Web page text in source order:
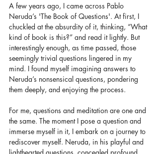
A few years ago, I came across Pablo
Neruda’s 'The Book of Questions'. At first, I
chuckled at the absurdity of it, thinking, “What
kind of book is this?” and read it lightly. But
interestingly enough, as time passed, those
seemingly trivial questions lingered in my
mind. I found myself imagining answers to
Neruda’s nonsensical questions, pondering
them deeply, and enjoying the process.
For me, questions and meditation are one and
the same. The moment I pose a question and
immerse myself in it, I embark on a journey to
rediscover myself. Neruda, in his playful and